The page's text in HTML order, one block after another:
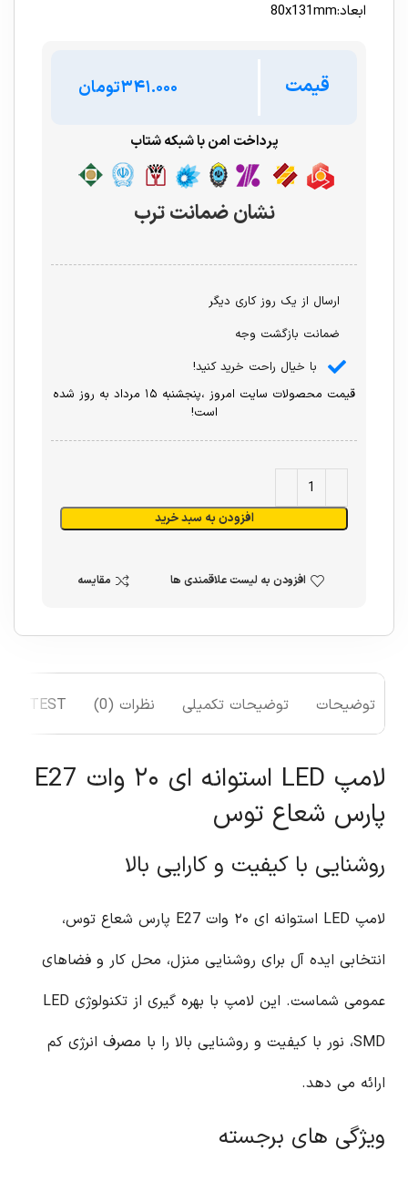
ابعاد:80x131mm
قیمت تومان
پرداخت امن با شبکه شتاب
نشان ضمانت ترب
ارسال از یک روز کاری دیگر
ضمانت بازگشت وجه
با خیال راحت خرید کنید!
قیمت محصولات سایت امروز ،پنجشنبه ۱۵ مرداد به روز شده
است!
افزودن به سبد خرید
افزودن به لیست علاقمندی ها مقایسه
توضیحات توضیحات تکمیلی نظرات (0) TEST
لامپ LED استوانه ای ۲۰ وات E27
پارس شعاع توس
روشنایی با کیفیت و کارایی بالا
لامپ LED استوانه ای ۲۰ وات E27 پارس شعاع توس،
انتخابی ایده آل برای روشنایی منزل، محل کار و فضاهای
عمومی شماست. این لامپ با بهره گیری از تکنولوژی LED
SMD، نور با کیفیت و روشنایی بالا را با مصرف انرژی کم
ارائه می دهد.
ویژگی های برجسته